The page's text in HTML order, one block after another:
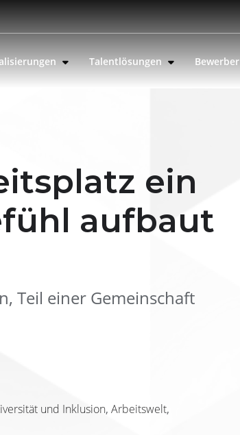
Talentlösungen Bewerber
ein
aufbaut
Teil einer Gemeinschaft
und Inklusion Arbeitswelt